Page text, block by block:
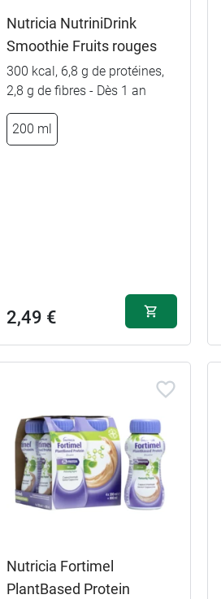
Neutre 8,29 €
Fruits rouges 8,29 €
Nutricia NutriniDrink
Smoothie Fruits rouges
300 kcal, 6,8 g de protéines,
2,8 g de fibres - Dès 1 an
200 ml
2,49 €
Nutricia Fortimel
PlantBased Protein